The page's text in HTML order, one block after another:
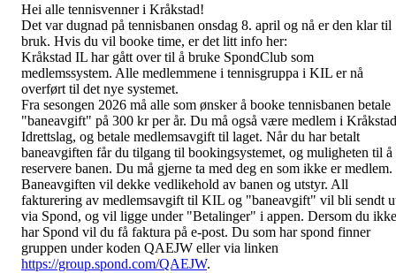
Hei alle tennisvenner i Kråkstad!
Det var dugnad på tennisbanen onsdag 8. april og nå er den klar til
bruk. Hvis du vil booke time, er det litt info her:
Kråkstad IL har gått over til å bruke SpondClub som
medlemssystem. Alle medlemmene i tennisgruppa i KIL er nå
overført til det nye systemet.
Fra sesongen 2026 må alle som ønsker å booke tennisbanen betale
"baneavgift" på 300 kr per år. Du må også være medlem i Kråkstad
Idrettslag, og betale medlemsavgift til laget. Når du har betalt
baneavgiften får du tilgang til bookingsystemet, og muligheten til å
reservere banen. Du må gjerne ta med deg en som ikke er medlem.
Baneavgiften vil dekke vedlikehold av banen og utstyr. All
fakturering av medlemsavgift til KIL og "baneavgift" vil bli sendt
via Spond, og vil ligge under "Betalinger" i appen. Dersom du ikke
har Spond vil du få faktura på e-post. Du som har spond finner
gruppen under koden QAEJW eller via linken
https://group.spond.com/QAEJW.